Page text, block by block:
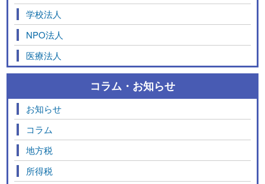
学校法人
NPO法人
医療法人
コラム・お知らせ
お知らせ
コラム
地方税
所得税